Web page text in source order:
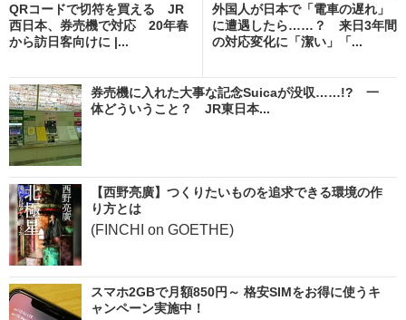
QRコードで切符を買える JR
西日本、券売機で対応 20年春
から訪日客向けに |...
外国人が日本で「電車の遅れ」
に遭遇したら……？ 来日3年間
の対応変化に「潔い」「...
券売機に入れた大事な記念Suicaが没収……!? 一
体どういうこと？ JR東日本...
【西野亮廣】つくりたいものを追求できる環境の作
り方とは
(FINCHI on GOETHE)
スマホ2GBで月額850円～ 格安SIMをお得に使うキ
ャンペーン実施中！